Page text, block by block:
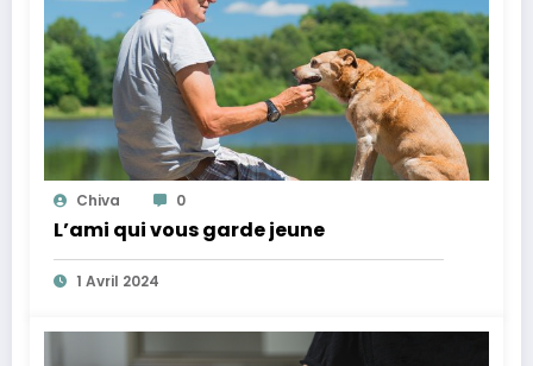
Chiva 0
L’ami qui vous garde jeune
1 Avril 2024